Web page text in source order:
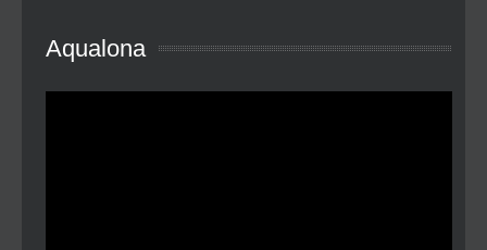
Aqualona